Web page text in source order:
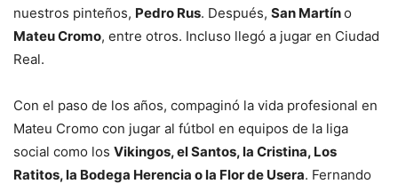
nuestros pinteños, Pedro Rus. Después, San Martíno
Mateu Cromo, entre otros. Incluso llegó a jugar en Ciudad
Real.
Con el paso de los años, compaginó la vida profesional en
Mateu Cromo con jugar al fútbol en equipos de la liga
social como los Vikingos, el Santos, la Cristina, Los
Ratitos, la Bodega Herencia o la Flor de Usera. Fernando